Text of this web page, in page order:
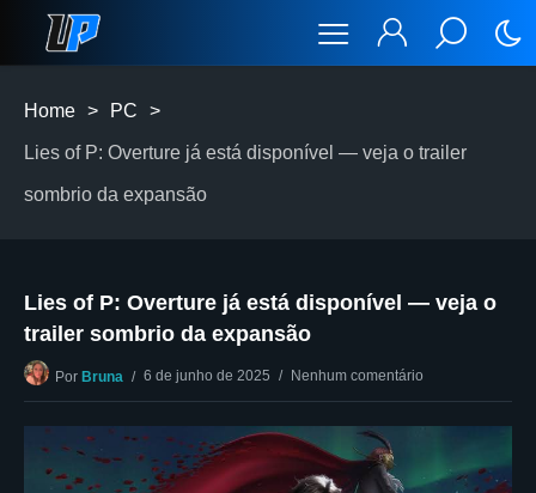
Home > PC >
Lies of P: Overture já está disponível — veja o trailer
sombrio da expansão
Lies of P: Overture já está disponível — veja o
trailer sombrio da expansão
Por Bruna 6 de junho de 2025 Nenhum comentário